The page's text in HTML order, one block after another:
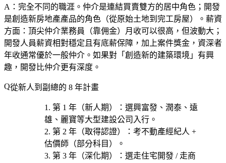
A：完全不同的職涯。仲介是連結買賣雙方的居中角色；開發
是創造新房地產產品的角色（從原始土地到完工房屋）。薪資
方面：頂尖仲介業務員（靠佣金）月收可以很高，但波動大；
開發人員薪資相對穩定且有底薪保障，加上案件獎金，資深者
年收通常優於一般仲介。如果對「創造新的建築環境」有興
趣，開發比仲介更有深度。
從新人到副總的 8 年計畫
第 1 年（新人期） ：選興富發、潤泰、遠
雄、麗寶等大型建設公司 入行。
第 2 年（取得認證）
：考不動產經紀人 +
估價師（部分科目）
。
第 3 年（深化期）
：選走住宅開發 / 走商